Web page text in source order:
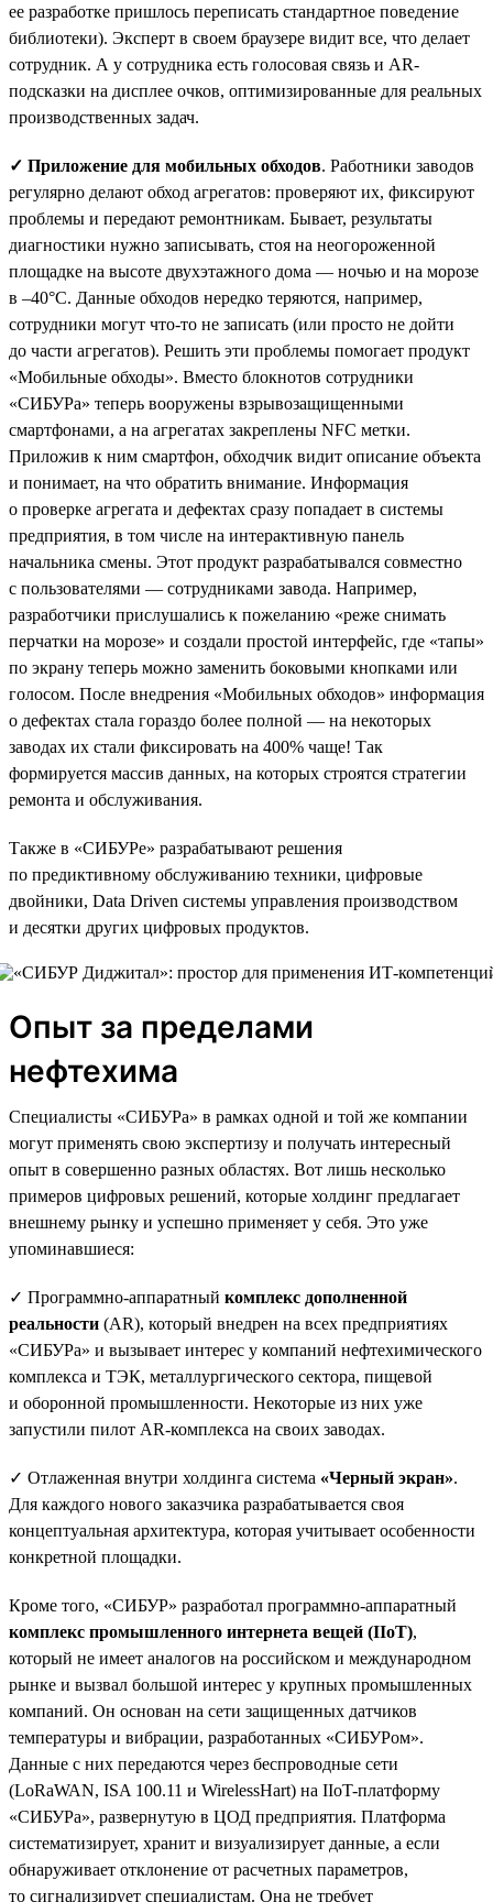
ее разработке пришлось переписать стандартное поведение
библиотеки). Эксперт в своем браузере видит все, что делает
сотрудник. А у сотрудника есть голосовая связь и AR-
подсказки на дисплее очков, оптимизированные для реальных
производственных задач.
✓ Приложение для мобильных обходов. Работники заводов
регулярно делают обход агрегатов: проверяют их, фиксируют
проблемы и передают ремонтникам. Бывает, результаты
диагностики нужно записывать, стоя на неогороженной
площадке на высоте двухэтажного дома — ночью и на морозе
в –40°С. Данные обходов нередко теряются, например,
сотрудники могут что-то не записать (или просто не дойти
до части агрегатов). Решить эти проблемы помогает продукт
«Мобильные обходы». Вместо блокнотов сотрудники
«СИБУРа» теперь вооружены взрывозащищенными
смартфонами, а на агрегатах закреплены NFC метки.
Приложив к ним смартфон, обходчик видит описание объекта
и понимает, на что обратить внимание. Информация
о проверке агрегата и дефектах сразу попадает в системы
предприятия, в том числе на интерактивную панель
начальника смены. Этот продукт разрабатывался совместно
с пользователями — сотрудниками завода. Например,
разработчики прислушались к пожеланию «реже снимать
перчатки на морозе» и создали простой интерфейс, где «тапы»
по экрану теперь можно заменить боковыми кнопками или
голосом. После внедрения «Мобильных обходов» информация
о дефектах стала гораздо более полной — на некоторых
заводах их стали фиксировать на 400% чаще! Так
формируется массив данных, на которых строятся стратегии
ремонта и обслуживания.
Также в «СИБУРе» разрабатывают решения
по предиктивному обслуживанию техники, цифровые
двойники, Data Driven системы управления производством
и десятки других цифровых продуктов.
Опыт за пределами
нефтехима
Специалисты «СИБУРа» в рамках одной и той же компании
могут применять свою экспертизу и получать интересный
опыт в совершенно разных областях. Вот лишь несколько
примеров цифровых решений, которые холдинг предлагает
внешнему рынку и успешно применяет у себя. Это уже
упоминавшиеся:
✓ Программно-аппаратный комплекс дополненной
реальности (AR), который внедрен на всех предприятиях
«СИБУРа» и вызывает интерес у компаний нефтехимического
комплекса и ТЭК, металлургического сектора, пищевой
и оборонной промышленности. Некоторые из них уже
запустили пилот AR-комплекса на своих заводах.
✓ Отлаженная внутри холдинга система «Черный экран».
Для каждого нового заказчика разрабатывается своя
концептуальная архитектура, которая учитывает особенности
конкретной площадки.
Кроме того, «СИБУР» разработал программно-аппаратный
комплекс промышленного интернета вещей (IIoT),
который не имеет аналогов на российском и международном
рынке и вызвал большой интерес у крупных промышленных
компаний. Он основан на сети защищенных датчиков
температуры и вибрации, разработанных «СИБУРом».
Данные с них передаются через беспроводные сети
(LoRaWAN, ISA 100.11 и WirelessHart) на IIoT-платформу
«СИБУРа», развернутую в ЦОД предприятия. Платформа
систематизирует, хранит и визуализирует данные, а если
обнаруживает отклонение от расчетных параметров,
то сигнализирует специалистам. Она не требует